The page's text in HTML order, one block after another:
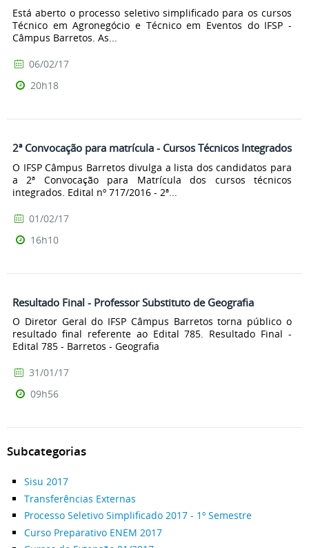
Está aberto o processo seletivo simplificado para os cursos
Técnico em Agronegócio e Técnico em Eventos do IFSP -
Câmpus Barretos. As...
06/02/17
20h18
2ª Convocação para matrícula - Cursos Técnicos Integrados
O IFSP Câmpus Barretos divulga a lista dos candidatos para
a 2ª Convocação para Matrícula dos cursos técnicos
integrados. Edital nº 717/2016 - 2ª...
01/02/17
16h10
Resultado Final - Professor Substituto de Geografia
O Diretor Geral do IFSP Câmpus Barretos torna público o
resultado final referente ao Edital 785. Resultado Final -
Edital 785 - Barretos - Geografia
31/01/17
09h56
Subcategorias
Sisu 2017
Transferências Externas
Processo Seletivo Simplificado 2017 - 1º Semestre
Curso Preparativo ENEM 2017